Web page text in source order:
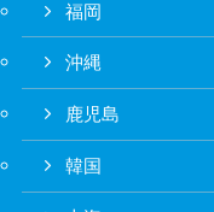
福岡
沖縄
鹿児島
韓国